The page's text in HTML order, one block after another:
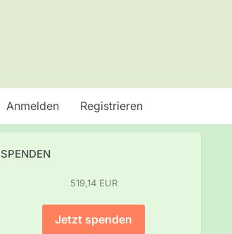
Anmelden Registrieren
SPENDEN
519,14 EUR
Jetzt spenden